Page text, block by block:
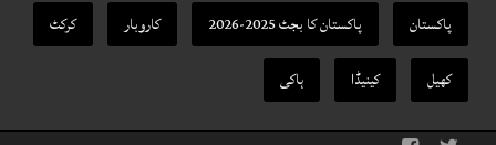
پاکستان
پاکستان کا بجٹ 2025-2026 کاروبار
کرکٹ
کھیل
کینیڈا ہاکی